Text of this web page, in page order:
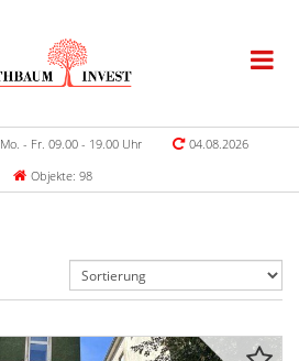
Mo. - Fr. 09.00 - 19.00 Uhr
04.08.2026
Objekte: 98